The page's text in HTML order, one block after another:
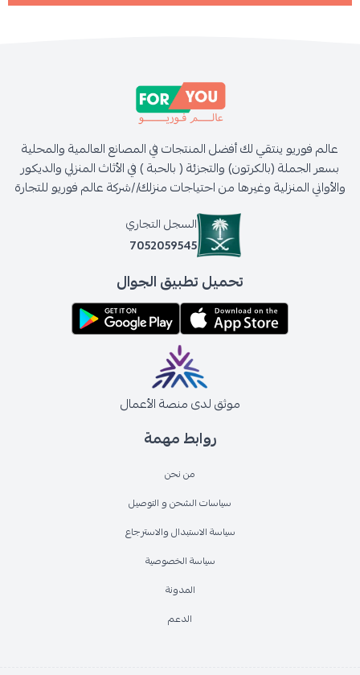
روابط مهمة
من نحن
سياسات الشحن و التوصيل
سياسة الاستبدال والاسترجاع
سياسة الخصوصية
المدونة
الدعم
عالم فوريو ينتقي لك أفضل المنتجات في المصانع العالمية والمحلية
بسعر الجملة (بالكرتون) والتجزئة ( بالحبة ) في الأثاث المنزلي والديكور
والأواني المنزلية وغيرها من احتياجات منزلك//شركة عالم فوريو للتجارة
السجل التجاري
7052059545
تحميل تطبيق الجوال
موثق لدى منصة الأعمال